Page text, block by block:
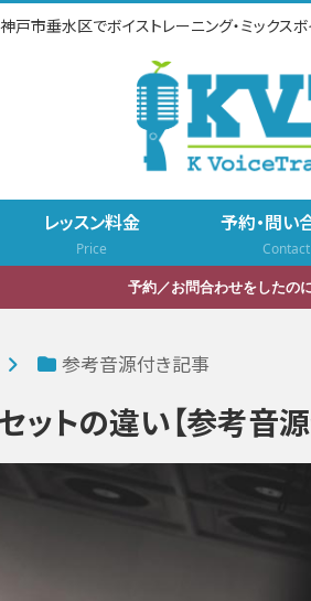
神戸市垂水区でボイストレーニング・ミックス
レッスン料金
Price
予約・問い
Contact
予約／お問合わせをしたの
参考音源付き記事
トの違い【参考音源